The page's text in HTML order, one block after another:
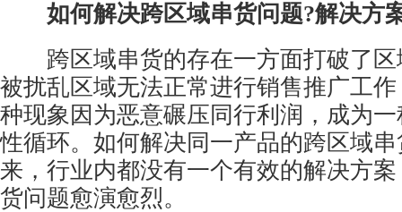
如何解决跨区域串货问题?解决方
跨区域串货的存在一方面打破了区
被扰乱区域无法正常进行销售推广工
种现象因为恶意碾压同行利润，成为
性循环。如何解决同一产品的跨区域
来，行业内都没有一个有效的解决方
货问题愈演愈烈。